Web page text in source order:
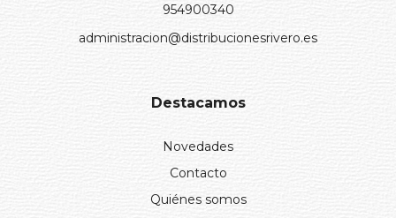
954900340
administracion@distribucionesrivero.es
Destacamos
Novedades
Contacto
Quiénes somos